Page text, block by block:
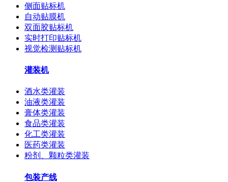
侧面贴标机
自动贴膜机
双面胶贴标机
实时打印贴标机
视觉检测贴标机
灌装机
酒水类灌装
油液类灌装
膏体类灌装
食品类灌装
化工类灌装
医药类灌装
粉剂、颗粒类灌装
包装产线